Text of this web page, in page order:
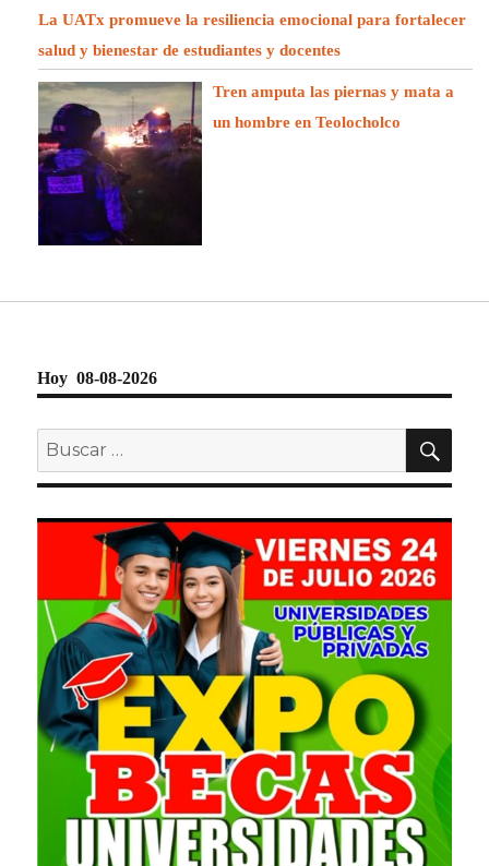
La UATx promueve la resiliencia emocional para fortalecer
salud y bienestar de estudiantes y docentes
Tren amputa las piernas y mata a
un hombre en Teolocholco
Hoy 08-08-2026
Buscar
por: